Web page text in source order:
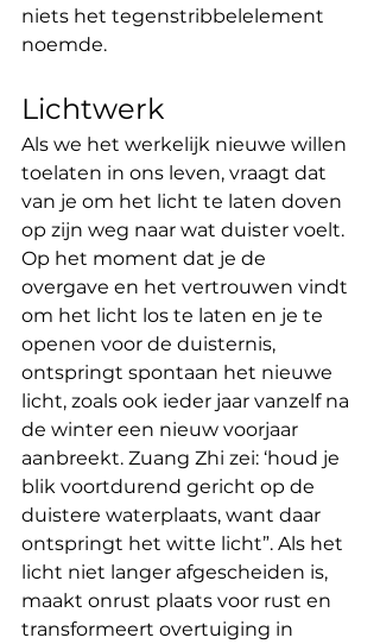
niets het tegenstribbelelement
noemde.
Lichtwerk
Als we het werkelijk nieuwe willen
toelaten in ons leven, vraagt dat
van je om het licht te laten doven
op zijn weg naar wat duister voelt.
Op het moment dat je de
overgave en het vertrouwen vindt
om het licht los te laten en je te
openen voor de duisternis,
ontspringt spontaan het nieuwe
licht, zoals ook ieder jaar vanzelf na
de winter een nieuw voorjaar
aanbreekt. Zuang Zhi zei: ‘houd je
blik voortdurend gericht op de
duistere waterplaats, want daar
ontspringt het witte licht”. Als het
licht niet langer afgescheiden is,
maakt onrust plaats voor rust en
transformeert overtuiging in